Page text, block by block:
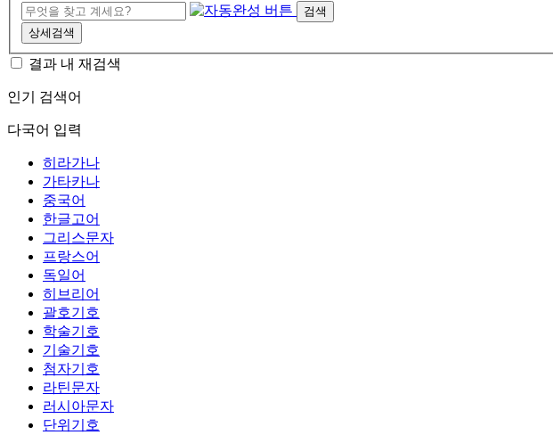
검색
상세검색
결과 내 재검색
인기 검색어
다국어 입력
히라가나
가타카나
중국어
한글고어
그리스문자
프랑스어
독일어
히브리어
괄호기호
학술기호
기술기호
첨자기호
라틴문자
러시아문자
단위기호